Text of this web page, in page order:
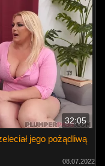
32:05
jego pożądliwą
08.07.2022